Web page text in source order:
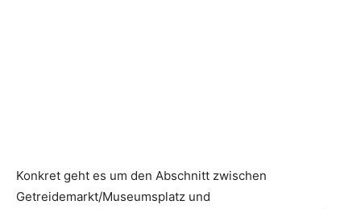
Konkret geht es um den Abschnitt zwischen
Getreidemarkt/Museumsplatz und